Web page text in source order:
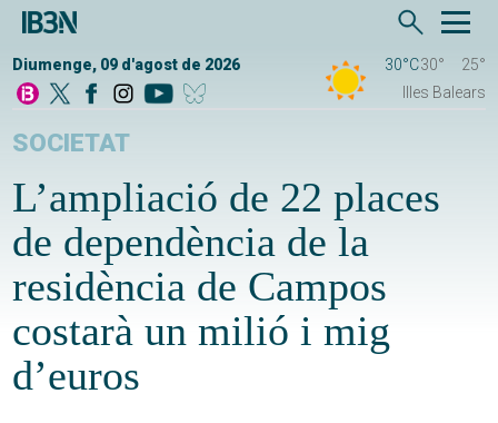
Diumenge, 09 d'agost de 2026 30°C30°
25°
Illes Balears
SOCIETAT
L’ampliació de 22 places
de dependència de la
residència de Campos
costarà un milió i mig
d’euros